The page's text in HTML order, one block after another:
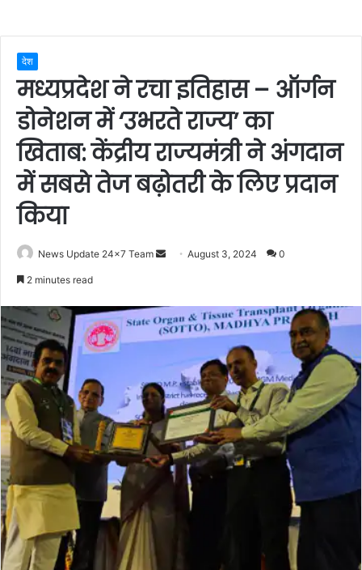
देश
मध्यप्रदेश ने रचा इतिहास – ऑर्गन
डोनेशन में ‘उभरते राज्य’ का
खिताब: केंद्रीय राज्यमंत्री ने अंगदान
में सबसे तेज बढ़ोतरी के लिए प्रदान
किया
News Update 24x7 Team
Send August 3, 2024 0
2 minutes read